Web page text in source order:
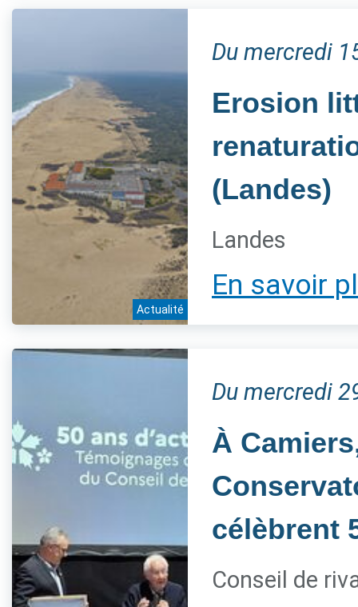
Actualité
Du mercredi
Erosion
(Landes)
Landes
En savoir
Du mercredi
À
célèbrent
Conseil de